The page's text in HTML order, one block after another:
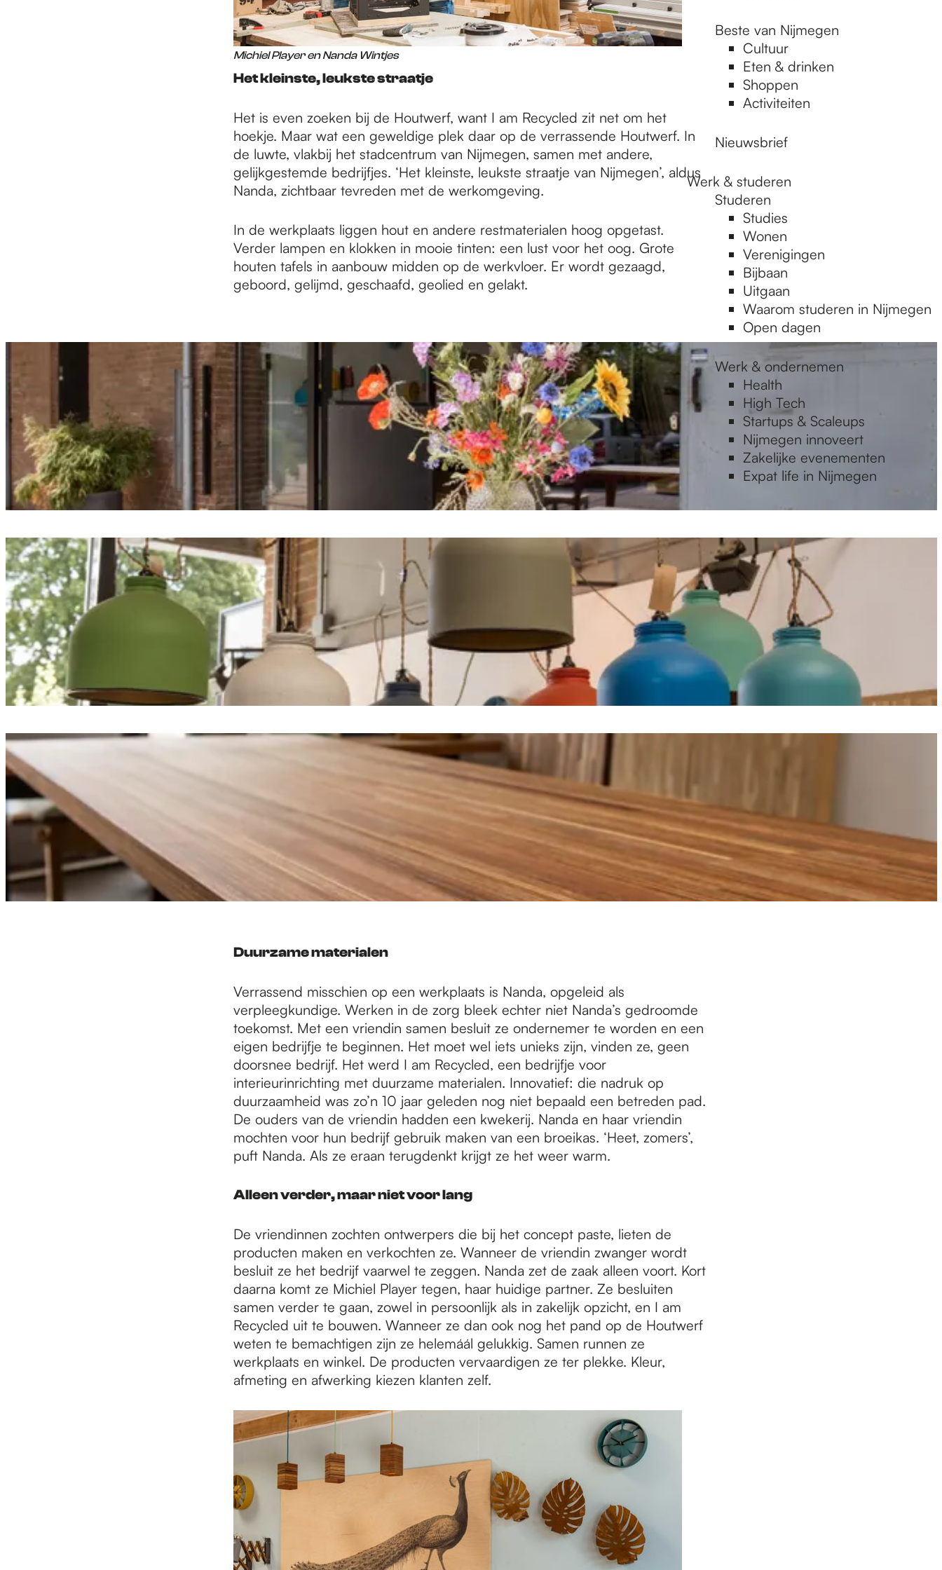
Beste van Nijmegen
Cultuur
Eten & drinken
Shoppen
Activiteiten
Nieuwsbrief
Werk & studeren
Studeren
Studies
Wonen
Verenigingen
Bijbaan
Uitgaan
Waarom studeren in Nijmegen
Open dagen
Werk & ondernemen
Health
High Tech
Startups & Scaleups
Nijmegen innoveert
Zakelijke evenementen
Expat life in Nijmegen
Michiel Player en Nanda Wintjes
Het kleinste, leukste straatje
Het is even zoeken bij de Houtwerf, want I am Recycled zit net om het
hoekje. Maar wat een geweldige plek daar op de verrassende Houtwerf. In
de luwte, vlakbij het stadcentrum van Nijmegen, samen met andere,
gelijkgestemde bedrijfjes. ‘Het kleinste, leukste straatje van Nijmegen’, aldus
Nanda, zichtbaar tevreden met de werkomgeving.
In de werkplaats liggen hout en andere restmaterialen hoog opgetast.
Verder lampen en klokken in mooie tinten: een lust voor het oog. Grote
houten tafels in aanbouw midden op de werkvloer. Er wordt gezaagd,
geboord, gelijmd, geschaafd, geolied en gelakt.
Duurzame materialen
Verrassend misschien op een werkplaats is Nanda, opgeleid als
verpleegkundige. Werken in de zorg bleek echter niet Nanda’s gedroomde
toekomst. Met een vriendin samen besluit ze ondernemer te worden en een
eigen bedrijfje te beginnen. Het moet wel iets unieks zijn, vinden ze, geen
doorsnee bedrijf. Het werd I am Recycled, een bedrijfje voor
interieurinrichting met duurzame materialen. Innovatief: die nadruk op
duurzaamheid was zo’n 10 jaar geleden nog niet bepaald een betreden pad.
De ouders van de vriendin hadden een kwekerij. Nanda en haar vriendin
mochten voor hun bedrijf gebruik maken van een broeikas. ‘Heet, zomers’,
puft Nanda. Als ze eraan terugdenkt krijgt ze het weer warm.
Alleen verder, maar niet voor lang
De vriendinnen zochten ontwerpers die bij het concept paste, lieten de
producten maken en verkochten ze. Wanneer de vriendin zwanger wordt
besluit ze het bedrijf vaarwel te zeggen. Nanda zet de zaak alleen voort. Kort
daarna komt ze Michiel Player tegen, haar huidige partner. Ze besluiten
samen verder te gaan, zowel in persoonlijk als in zakelijk opzicht, en I am
Recycled uit te bouwen. Wanneer ze dan ook nog het pand op de Houtwerf
weten te bemachtigen zijn ze helemáál gelukkig. Samen runnen ze
werkplaats en winkel. De producten vervaardigen ze ter plekke. Kleur,
afmeting en afwerking kiezen klanten zelf.